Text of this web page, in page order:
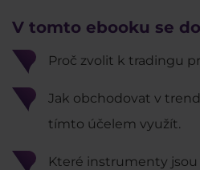
V tomto ebooku se
Proč zvolit k tradingu
Jak obchodovat v
tímto účelem využít.
Které instrumenty